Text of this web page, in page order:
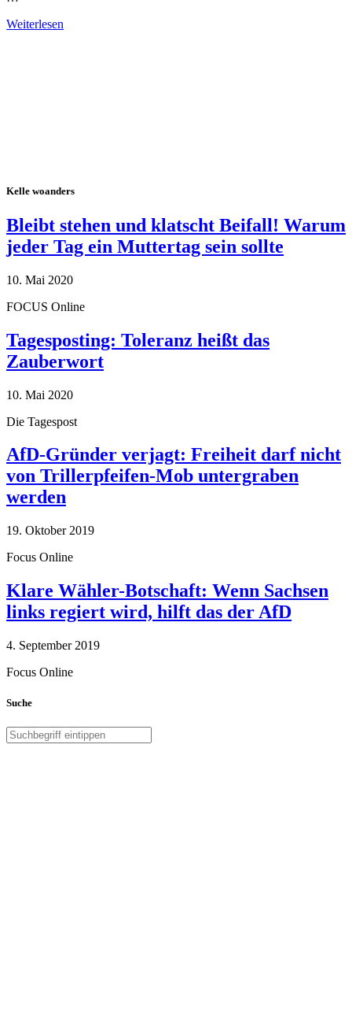
Weiterlesen
Kelle woanders
Bleibt stehen und klatscht Beifall! Warum
jeder Tag ein Muttertag sein sollte
10. Mai 2020
FOCUS Online
Tagesposting: Toleranz heißt das
Zauberwort
10. Mai 2020
Die Tagespost
AfD-Gründer verjagt: Freiheit darf nicht
von Trillerpfeifen-Mob untergraben
werden
19. Oktober 2019
Focus Online
Klare Wähler-Botschaft: Wenn Sachsen
links regiert wird, hilft das der AfD
4. September 2019
Focus Online
Suche